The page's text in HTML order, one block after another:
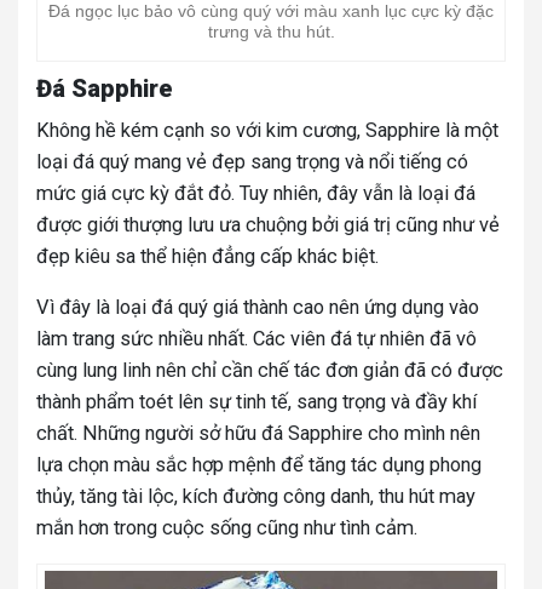
Đá ngọc lục bảo vô cùng quý với màu xanh lục cực kỳ đặc
trưng và thu hút.
Đá Sapphire
Không hề kém cạnh so với kim cương, Sapphire là một
loại đá quý mang vẻ đẹp sang trọng và nổi tiếng có
mức giá cực kỳ đắt đỏ. Tuy nhiên, đây vẫn là loại đá
được giới thượng lưu ưa chuộng bởi giá trị cũng như vẻ
đẹp kiêu sa thể hiện đẳng cấp khác biệt.
Vì đây là loại đá quý giá thành cao nên ứng dụng vào
làm trang sức nhiều nhất. Các viên đá tự nhiên đã vô
cùng lung linh nên chỉ cần chế tác đơn giản đã có được
thành phẩm toét lên sự tinh tế, sang trọng và đầy khí
chất. Những người sở hữu đá Sapphire cho mình nên
lựa chọn màu sắc hợp mệnh để tăng tác dụng phong
thủy, tăng tài lộc, kích đường công danh, thu hút may
mắn hơn trong cuộc sống cũng như tình cảm.